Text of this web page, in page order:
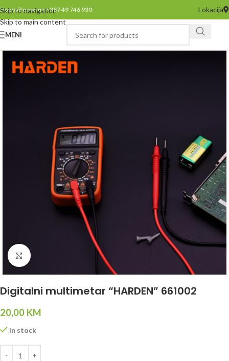
Skip to navigation
Skip to main content
Pozovite nas na +387 49 746 930 Lokacija
MENI
Click to enlarge
Digitalni multimetar “HARDEN” 661002
20,00 KM
In stock